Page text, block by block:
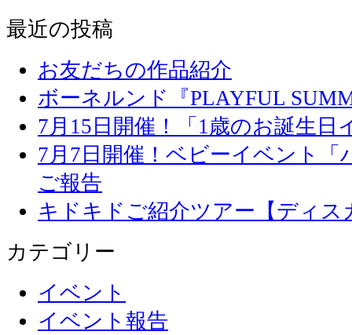
最近の投稿
お友だちの作品紹介
ボーネルンド『PLAYFUL
7月15日開催！「1歳のお誕生日
7月7日開催！ベビーイベント
ご報告
キドキドご紹介ツアー【ディス
カテゴリー
イベント
イベント報告